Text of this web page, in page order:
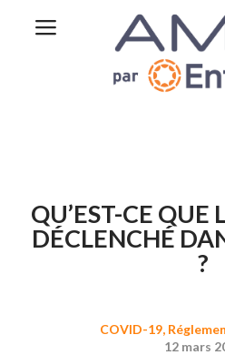
QU’EST-CE QUE
DÉCLENCHÉ
?
COVID-19,
12 mars